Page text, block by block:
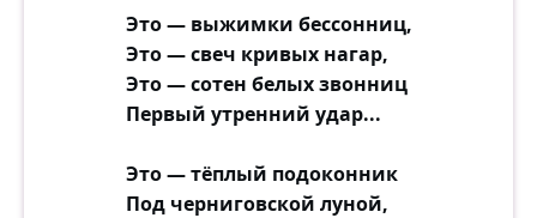
Это — выжимки бессонниц,
Это — свеч кривых нагар,
Это — сотен белых звонниц
Первый утренний удар...
Это — тёплый подоконник
Под черниговской луной,